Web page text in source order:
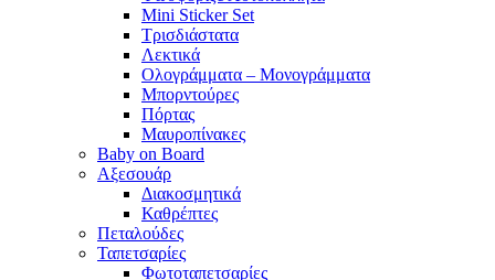
Mini Sticker Set
Tρισδιάστατα
Λεκτικά
Ολογράμματα – Μονογράμματα
Μπορντούρες
Πόρτας
Μαυροπίνακες
Baby on Board
Αξεσουάρ
Διακοσμητικά
Καθρέπτες
Πεταλούδες
Ταπετσαρίες
Φωτοταπετσαρίες